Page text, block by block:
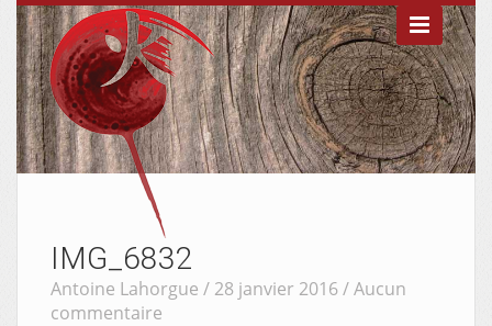

IMG_6832
Antoine Lahorgue / 28 janvier 2016 /Aucun
commentaire